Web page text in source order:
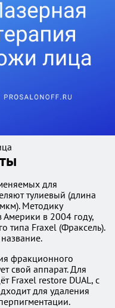
для
тулиевый (длина
Методику
в 2004 году,
типа Fraxel (Фраксель).
фракционного
свой аппарат. Для
Fraxel restore DUAL, с
для удаления